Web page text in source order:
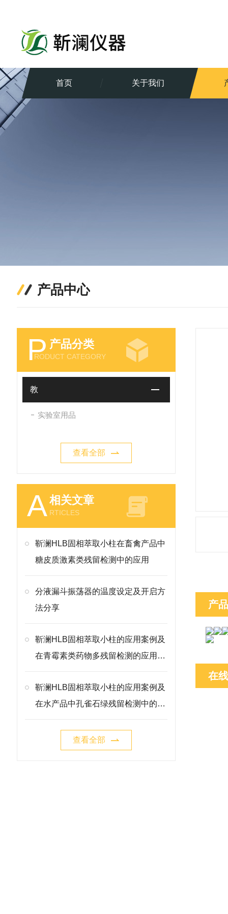
首页 关于我们
产品中心
P 产品分类
RODUCT CATEGORY
教
实验室用品
查看全部
A相关文章
RTICLES
靳澜HLB固相萃取小柱在畜禽产品中
糖皮质激素类残留检测中的应用
分液漏斗振荡器的温度设定及开启方
法分享
靳澜HLB固相萃取小柱的应用案例及
在青霉素类药物多残留检测的应用方
靳澜HLB固相萃取小柱的应用案例及
在水产品中孔雀石绿残留检测中的净
查看全部
产
在